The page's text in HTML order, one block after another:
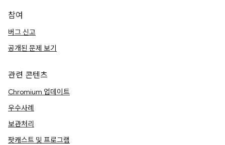
참여
버그 신고
공개된 문제 보기
관련 콘텐츠
Chromium 업데이트
우수사례
보관처리
팟캐스트 및 프로그램